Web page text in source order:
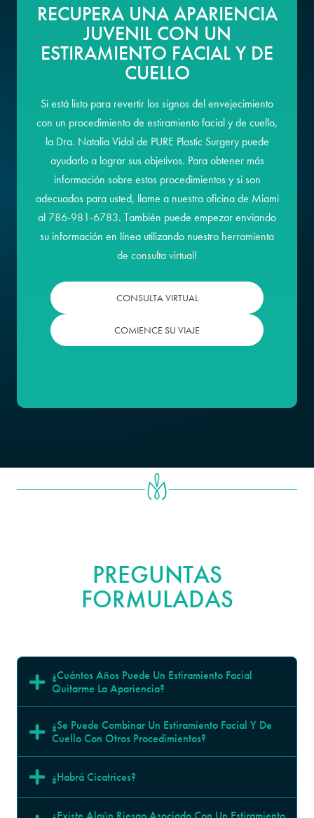
RECUPERA UNA APARIENCIA
JUVENIL CON UN
ESTIRAMIENTO FACIAL Y DE
CUELLO
Si está listo para revertir los signos del envejecimiento
con un procedimiento de estiramiento facial y de cuello,
la Dra. Natalia Vidal de PURE Plastic Surgery puede
ayudarlo a lograr sus objetivos. Para obtener más
información sobre estos procedimientos y si son
adecuados para usted, llame a nuestra oficina de Miami
al 786-981-6783. También puede empezar enviando
su información en línea utilizando nuestro herramienta
de consulta virtual!
CONSULTA VIRTUAL
COMIENCE SU VIAJE
PREGUNTAS
FORMULADAS
¿Cuántos Años Puede Un Estiramiento Facial
Quitarme La Apariencia?
¿Se Puede Combinar Un Estiramiento Facial Y De
Cuello Con Otros Procedimientos?
¿Habrá Cicatrices?